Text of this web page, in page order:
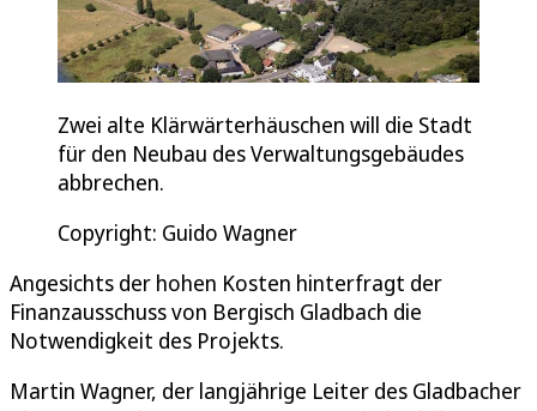
Zwei alte Klärwärterhäuschen will die Stadt
für den Neubau des Verwaltungsgebäudes
abbrechen.
Copyright: Guido Wagner
Angesichts der hohen Kosten hinterfragt der
Finanzausschuss von Bergisch Gladbach die
Notwendigkeit des Projekts.
Martin Wagner, der langjährige Leiter des Gladbacher